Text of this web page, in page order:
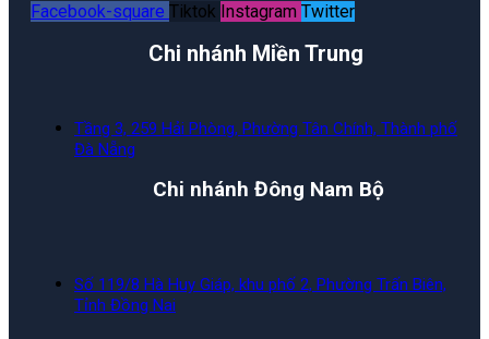
Facebook-square Tiktok Instagram Twitter
Chi nhánh Miền Trung
Tầng 3, 259 Hải Phòng, Phường Tân Chính, Thành phố
Đà Nẵng
Chi nhánh Đông Nam Bộ
Số 119/8 Hà Huy Giáp, khu phố 2, Phường Trấn Biên,
Tỉnh Đồng Nai